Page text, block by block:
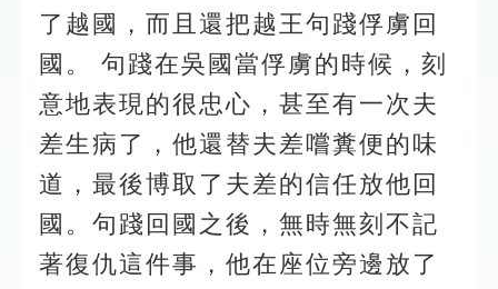
了越國，而且還把越王句踐俘虜回
國。 句踐在吳國當俘虜的時候，刻
意地表現的很忠心，甚至有一次夫
差生病了，他還替夫差嚐糞便的味
道，最後博取了夫差的信任放他回
國。句踐回國之後，無時無刻不記
著復仇這件事，他在座位旁邊放了